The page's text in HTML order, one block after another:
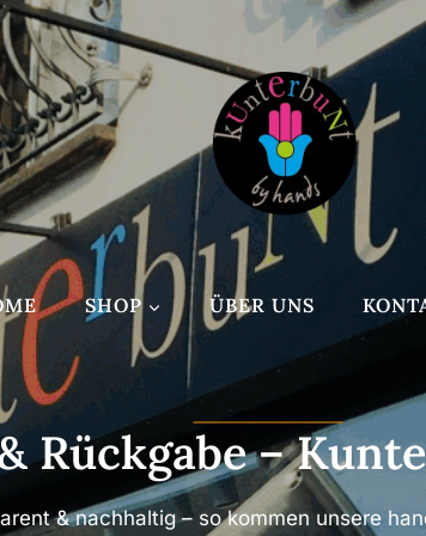
SHOP ÜBER UNS
Rückgabe –
& nachhaltig – so kommen unsere